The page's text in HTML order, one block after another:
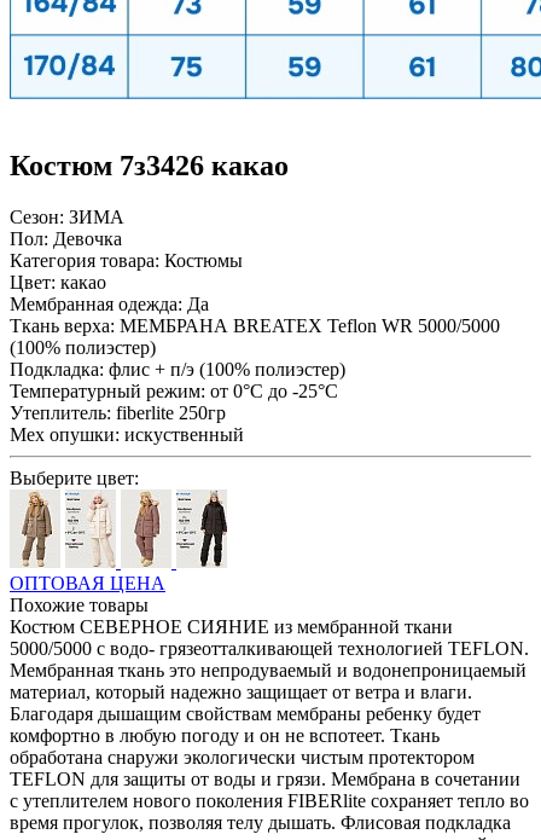
Костюм 7з3426 какао
Сезон: ЗИМА
Пол: Девочка
Категория товара: Костюмы
Цвет: какао
Мембранная одежда: Да
Ткань верха: МЕМБРАНА BREATEX Teflon WR 5000/5000
(100% полиэстер)
Подкладка: флис + п/э (100% полиэстер)
Температурный режим: от 0°С до -25°С
Утеплитель: fiberlite 250гр
Мех опушки: искуственный
Выберите цвет:
ОПТОВАЯ ЦЕНА
Похожие товары
Костюм СЕВЕРНОЕ СИЯНИЕ из мембранной ткани
5000/5000 с водо- грязеотталкивающей технологией TEFLON.
Мембранная ткань это непродуваемый и водонепроницаемый
материал, который надежно защищает от ветра и влаги.
Благодаря дышащим свойствам мембраны ребенку будет
комфортно в любую погоду и он не вспотеет. Ткань
обработана снаружи экологически чистым протектором
TEFLON для защиты от воды и грязи. Мембрана в сочетании
с утеплителем нового поколения FIBERlite сохраняет тепло во
время прогулок, позволяя телу дышать. Флисовая подкладка